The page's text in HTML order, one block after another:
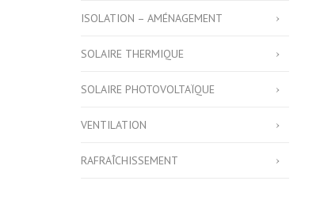
ISOLATION – AMÉNAGEMENT
SOLAIRE THERMIQUE
SOLAIRE PHOTOVOLTAÏQUE
VENTILATION
RAFRAÎCHISSEMENT